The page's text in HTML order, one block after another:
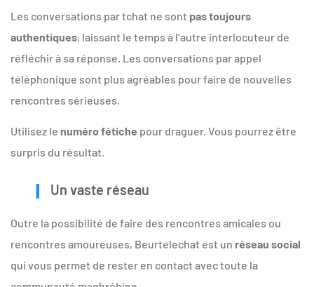
Les conversations par tchat ne sont pas toujours
authentiques, laissant le temps à l’autre interlocuteur de
réfléchir à sa réponse. Les conversations par appel
téléphonique sont plus agréables pour faire de nouvelles
rencontres sérieuses.
Utilisez le numéro fétiche pour draguer. Vous pourrez être
surpris du résultat.
Un vaste réseau
Outre la possibilité de faire des rencontres amicales ou
rencontres amoureuses, Beurtelechat est un réseau social
qui vous permet de rester en contact avec toute la